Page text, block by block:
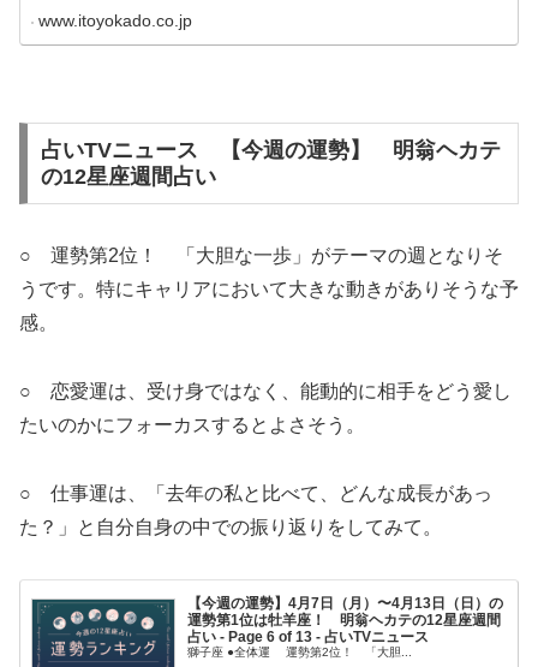
www.itoyokado.co.jp
占いTVニュース 【今週の運勢】 明翁ヘカテ
の12星座週間占い
○ 運勢第2位！ 「大胆な一歩」がテーマの週となりそ
うです。特にキャリアにおいて大きな動きがありそうな予
感。
○ 恋愛運は、受け身ではなく、能動的に相手をどう愛し
たいのかにフォーカスするとよさそう。
○ 仕事運は、「去年の私と比べて、どんな成長があっ
た？」と自分自身の中での振り返りをしてみて。
【今週の運勢】4月7日（月）〜4月13日（日）の
運勢第1位は牡羊座！ 明翁ヘカテの12星座週間
占い - Page 6 of 13 - 占いTVニュース
獅子座 ●全体運 運勢第2位！ 「大胆...